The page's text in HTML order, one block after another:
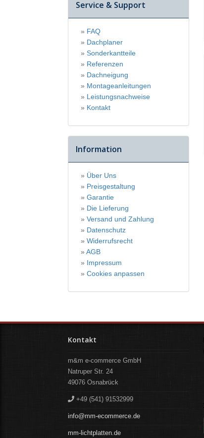
Service & Support
FAQ
Dachplaner
Sonderkantteile
Referenzen
Dachneigung
Montageanleitungen
Leistungsnachweise
Kontakt
Information
Über Uns
Preisgestaltung
Garantie
Die Lieferung
Versand und Zahlung
Datenschutz
Widerrufsrecht
AGB
Impressum
Cookies anpassen
Kontakt
m&m e-commerce GmbH
Natruper Str. 24
49076 Osnabrück
+49 (541) 91532999
info@mm-ecommerce.de
mm-lichtplatten.de